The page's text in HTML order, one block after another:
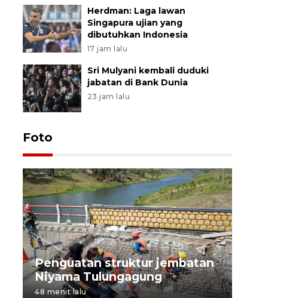
Herdman: Laga lawan
Singapura ujian yang
dibutuhkan Indonesia
17 jam lalu
Sri Mulyani kembali duduki
jabatan di Bank Dunia
23 jam lalu
Foto
Penguatan struktur jembatan
Niyama Tulungagung
48 menit lalu